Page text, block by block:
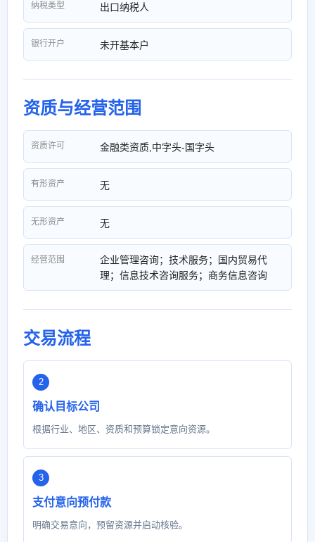
纳税类型 出口纳税人
银行开户 未开基本户
资质与经营范围
资质许可 金融类资质,中字头-国字头
有形资产 无
无形资产 无
经营范围
企业管理咨询；技术服务；国内贸易代
理；信息技术咨询服务；商务信息咨询
交易流程
确认目标公司
根据行业、地区、资质和预算锁定意向资源。
支付意向预付款
明确交易意向，预留资源并启动核验。